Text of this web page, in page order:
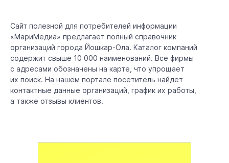
Сайт полезной для потребителей информации
«МариМедиа» предлагает полный справочник
организаций города Йошкар-Ола. Каталог компаний
содержит свыше 10 000 наименований. Все фирмы
с адресами обозначены на карте, что упрощает
их поиск. На нашем портале посетитель найдет
контактные данные организаций, график их работы,
а также отзывы клиентов.